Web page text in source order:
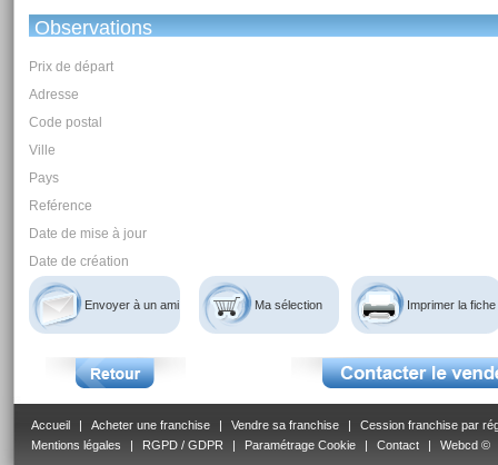
Observations
Prix de départ
Adresse
Code postal
Ville
Pays
Reférence
Date de mise à jour
Date de création
Envoyer à un ami Ma sélection Imprimer la fiche
Accueil Acheter une franchise Vendre sa franchise
Cession franchise par
Mentions légales
RGPD / GDPR Paramétrage Cookie Contact Webcd ©